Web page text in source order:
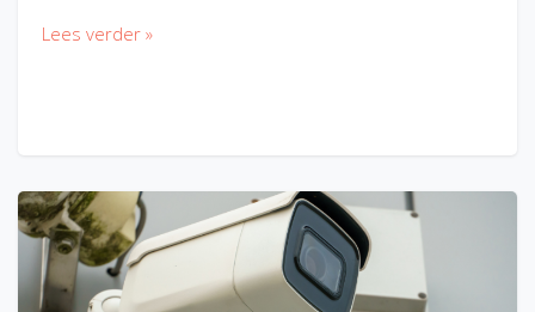
Lees verder »